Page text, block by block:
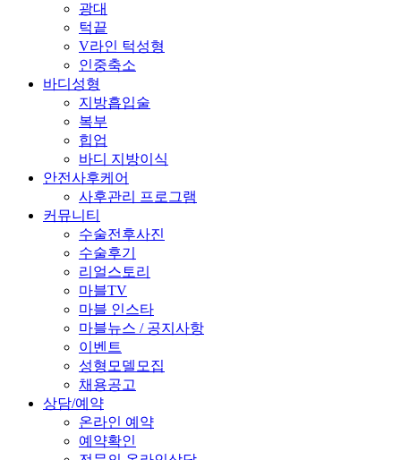
광대
턱끝
V라인 턱성형
인중축소
바디성형
지방흡입술
복부
힙업
바디 지방이식
안전사후케어
사후관리 프로그램
커뮤니티
수술전후사진
수술후기
리얼스토리
마블TV
마블 인스타
마블뉴스 / 공지사항
이벤트
성형모델모집
채용공고
상담/예약
온라인 예약
예약확인